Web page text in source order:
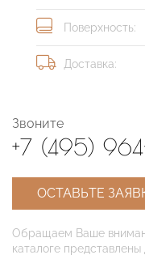
Поверхность:
Доставка:
Звоните
+7 (495)
ОСТАВЬТЕ
Обращаем Ваше
каталоге